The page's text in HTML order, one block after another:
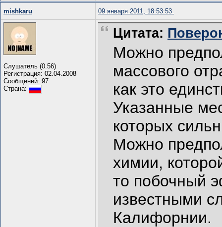
mishkaru 09 января 2011, 18:53:53
Слушатель (0.56)
Регистрация: 02.04.2008
Сообщений: 97
Страна:
Цитата:
Можно
массового
как это
Указанные
которых
Можно
химии,
то побочный
известными
Калифорнии.